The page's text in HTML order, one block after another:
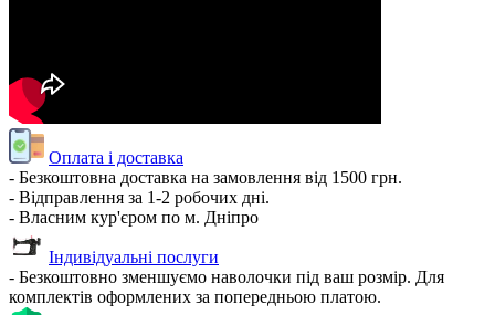
Оплата і доставка
- Безкоштовна доставка на замовлення від 1500 грн.
- Відправлення за 1-2 робочих дні.
- Власним кур'єром по м. Дніпро
Індивідуальні послуги
- Безкоштовно зменшуємо наволочки під ваш розмір. Для
комплектів оформлених за попередньою платою.